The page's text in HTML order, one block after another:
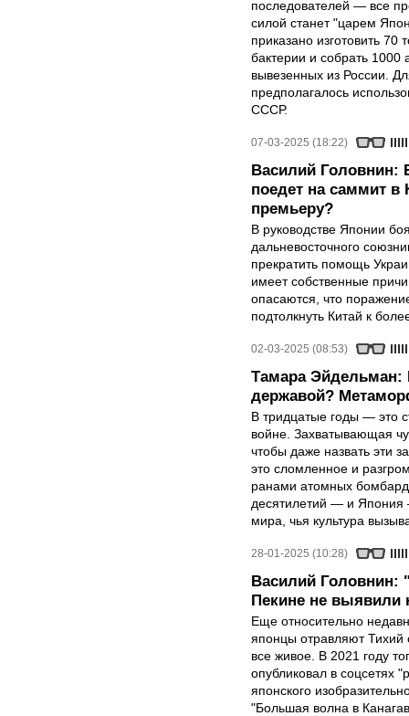
последователей — все
силой станет "царем
приказано изготовить
бактерии и собрать 1000
вывезенных из России.
предполагалось
СССР.
07-03-2025 (18:22)
Василий Головнин:
поедет на саммит в
премьеру?
В руководстве Японии
дальневосточного
прекратить помощь
имеет собственные
опасаются, что
подтолкнуть Китай к
02-03-2025 (08:53)
Тамара Эйдельман:
державой?
В тридцатые годы — это
войне. Захватывающая
чтобы даже назвать эти
это сломленное и
ранами атомных
десятилетий — и Япония
мира, чья культура
28-01-2025 (10:28)
Василий Головнин:
Пекине не выявили
Еще относительно
японцы отравляют Тихий
все живое. В 2021 году
опубликовал в соцсетях
японского
"Большая волна в